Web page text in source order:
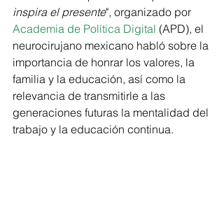
inspira el presente", organizado por
Academia de Política Digital (APD), el
neurocirujano mexicano habló sobre la
importancia de honrar los valores, la
familia y la educación, así como la
relevancia de transmitirle a las
generaciones futuras la mentalidad del
trabajo y la educación continua.